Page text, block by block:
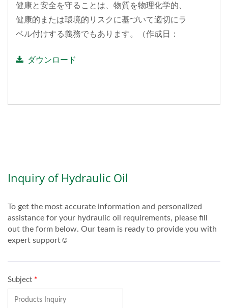
健康と安全を守ることは、物質を物理化学的、
健康的または環境的リスクに基づいて適切にラ
ベル付けする義務でもあります。（作成日：
ダウンロード